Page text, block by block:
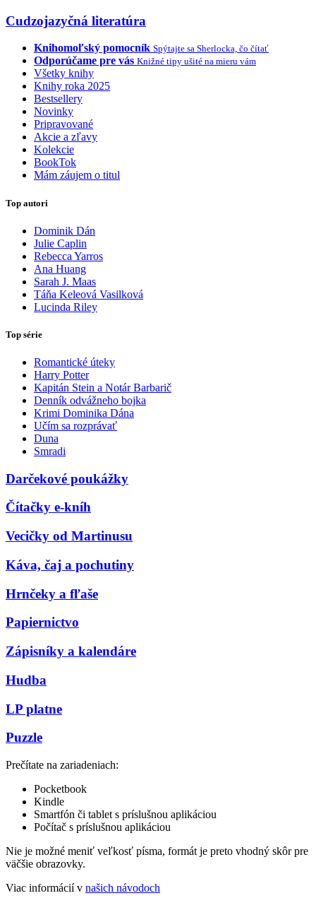
Cudzojazyčná literatúra
Knihomoľský pomocník Spýtajte sa Sherlocka, čo čítať
Odporúčame pre vás Knižné tipy ušité na mieru vám
Všetky knihy
Knihy roka 2025
Bestsellery
Novinky
Pripravované
Akcie a zľavy
Kolekcie
BookTok
Mám záujem o titul
Top autori
Dominik Dán
Julie Caplin
Rebecca Yarros
Ana Huang
Sarah J. Maas
Táňa Keleová Vasilková
Lucinda Riley
Top série
Romantické úteky
Harry Potter
Kapitán Stein a Notár Barbarič
Denník odvážneho bojka
Krimi Dominika Dána
Učím sa rozprávať
Duna
Smradi
Darčekové poukážky
Čítačky e-kníh
Vecičky od Martinusu
Káva, čaj a pochutiny
Hrnčeky a fľaše
Papiernictvo
Zápisníky a kalendáre
Hudba
LP platne
Puzzle
Prečítate na zariadeniach:
Pocketbook
Kindle
Smartfón či tablet s príslušnou aplikáciou
Počítač s príslušnou aplikáciou
Nie je možné meniť veľkosť písma, formát je preto vhodný skôr pre
väčšie obrazovky.
Viac informácií v našich návodoch